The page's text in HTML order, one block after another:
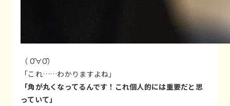
（ Ō∀Ō）
「これ……わかりますよね」
「角が丸くなってるんです！これ個人的には重要だと思
っていて」